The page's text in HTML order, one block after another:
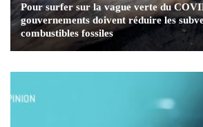
Pour surfer sur la vague verte du
gouvernements doivent réduire les
combustibles fossiles